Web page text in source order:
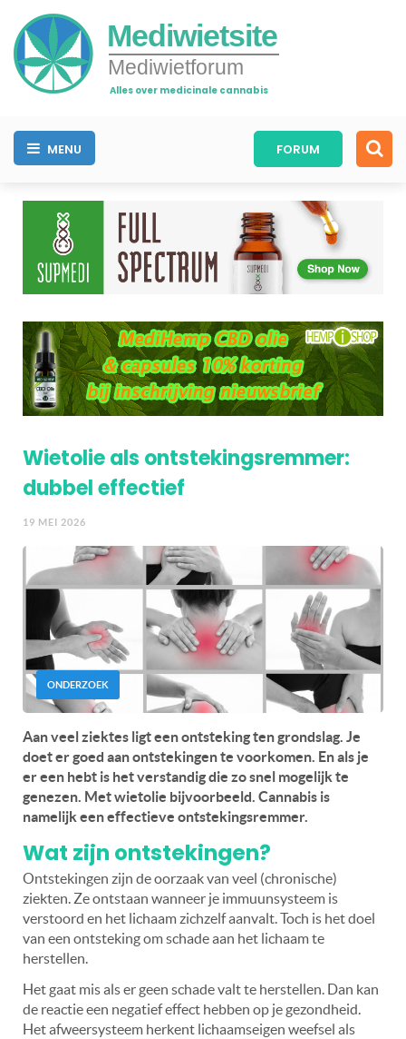
Mediwietsite
Mediwietforum
Alles over medicinale cannabis
MENU FORUM
Wietolie als ontstekingsremmer:
dubbel effectief
19 MEI 2026
ONDERZOEK
Aan veel ziektes ligt een ontsteking ten grondslag. Je
doet er goed aan ontstekingen te voorkomen. En als je
er een hebt is het verstandig die zo snel mogelijk te
genezen. Met wietolie bijvoorbeeld. Cannabis is
namelijk een effectieve ontstekingsremmer.
Wat zijn ontstekingen?
Ontstekingen zijn de oorzaak van veel (chronische)
ziekten. Ze ontstaan wanneer je immuunsysteem is
verstoord en het lichaam zichzelf aanvalt. Toch is het doel
van een ontsteking om schade aan het lichaam te
herstellen.
Het gaat mis als er geen schade valt te herstellen. Dan kan
de reactie een negatief effect hebben op je gezondheid.
Het afweersysteem herkent lichaamseigen weefsel als